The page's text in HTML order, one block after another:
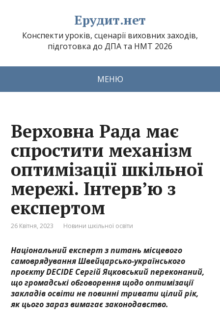
Ерудит.нет
Конспекти уроків, сценарії виховних заходів,
підготовка до ДПА та НМТ 2026
МЕНЮ
Верховна Рада має
спростити механізм
оптимізації шкільної
мережі. Інтерв’ю з
експертом
26 Квітня, 2023 Новини шкільної освіти
Національний експерт з питань місцевого
самоврядування Швейцарсько-українського
проєкту DECIDE Сергій Яцковський переконаний,
що громадські обговорення щодо оптимізації
закладів освіти не повинні тривати цілий рік,
як цього зараз вимагає законодавство.